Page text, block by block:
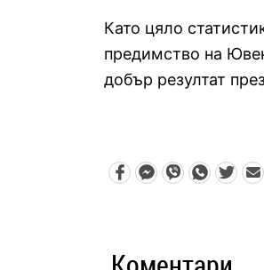
Като цяло
предимство на
добър резултат